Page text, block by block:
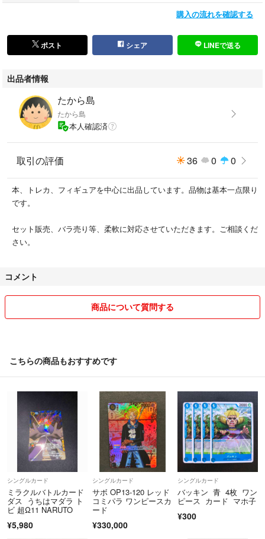
購入の流れを確認する
ポスト シェア LINEで送る
出品者情報
たから島
たから島
本人確認済
取引の評価 36 0 0
本、トレカ、フィギュアを中心に出品しています。品物は基本一点限り
です。
セット販売、バラ売り等、柔軟に対応させていただきます。ご相談くだ
さい。
コメント
商品について質問する
こちらの商品もおすすめです
シングルカード
ミラクルバトルカード
ダス うちはマダラ ト
ビ 超Ω11 NARUTO
¥5,980
シングルカード
サボ OP13-120 レッド
コミパラ ワンピースカ
ード
¥330,000
シングルカード
バッキン 青 4枚 ワン
ピース カード マホ子
¥300